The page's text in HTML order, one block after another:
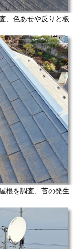
、色あせや反りと板
根を調査、苔の発生